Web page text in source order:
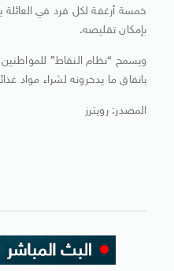
خمسة أرغفة لكل فرد في
بإمكان تقليصه.
ويسمح “نظام النقاط”
بانفاق ما يدخرونه لشراء مواد
المصدر: رويترز